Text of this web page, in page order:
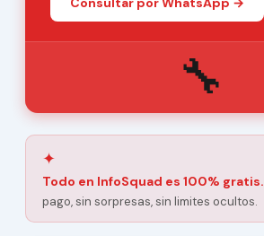
🔧
✦
Todo en InfoSquad es 100% gratis.
pago, sin sorpresas, sin limites ocultos.